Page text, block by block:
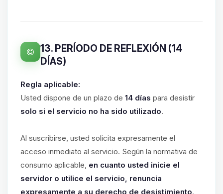
13. PERÍODO DE REFLEXIÓN (14
DÍAS)
Regla aplicable:
Usted dispone de un plazo de 14 días para desistir
solo si el servicio no ha sido utilizado.
Al suscribirse, usted solicita expresamente el
acceso inmediato al servicio. Según la normativa de
consumo aplicable, en cuanto usted inicie el
servidor o utilice el servicio, renuncia
expresamente a su derecho de desistimiento.